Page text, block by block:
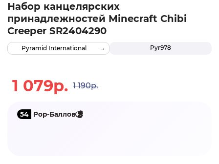
Набор канцелярских
принадлежностей Minecraft Chibi
Creeper SR2404290
Pyr978
Pyramid International
1 079р. 1 190р.
54 Pop-Баллов